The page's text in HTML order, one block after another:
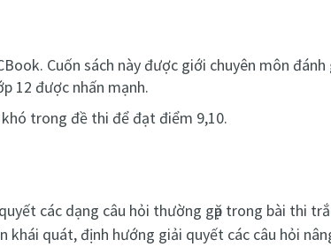
Cuốn sách này được giới chuyên môn đánh
12 được nhấn mạnh.
khó trong đề thi để đạt điểm 9,10.
các dạng câu hỏi thường gặp trong bài thi
quát, định hướng giải quyết các câu hỏi